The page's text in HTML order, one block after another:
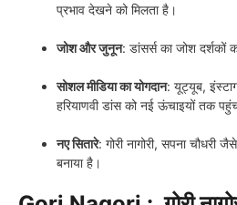
प्रभाव देखने को मिलता है।
जोश और जुनून: डांसर्स का जोश दर्शकों
सोशल मीडिया का योगदान: यूट्यूब,
हरियाणवी डांस को नई ऊंचाइयों तक
नए सितारे: गोरी नागोरी, सपना चौधरी
बनाया है।